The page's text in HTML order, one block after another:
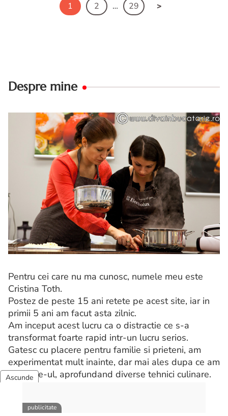
1 2 … 29
Despre mine
Pentru cei care nu ma cunosc, numele meu este
Cristina Toth.
Postez de peste 15 ani retete pe acest site, iar in
primii 5 ani am facut asta zilnic.
Am inceput acest lucru ca o distractie ce s-a
transformat foarte rapid intr-un lucru serios.
Gatesc cu placere pentru familie si prieteni, am
experimentat mult inainte, dar mai ales dupa ce am
avut site-ul, aprofundand diverse tehnici culinare.